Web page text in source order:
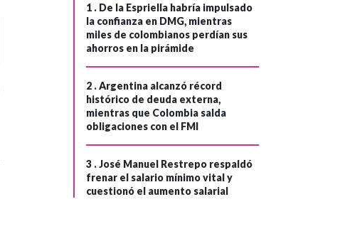
1 . De la Espriella habría impulsado
la confianza en DMG, mientras
miles de colombianos perdían sus
ahorros en la pirámide
2 .Argentina alcanzó récord
histórico de deuda externa,
mientras que Colombia salda
obligaciones con el FMI
3 .José Manuel Restrepo respaldó
frenar el salario mínimo vital y
cuestionó el aumento salarial